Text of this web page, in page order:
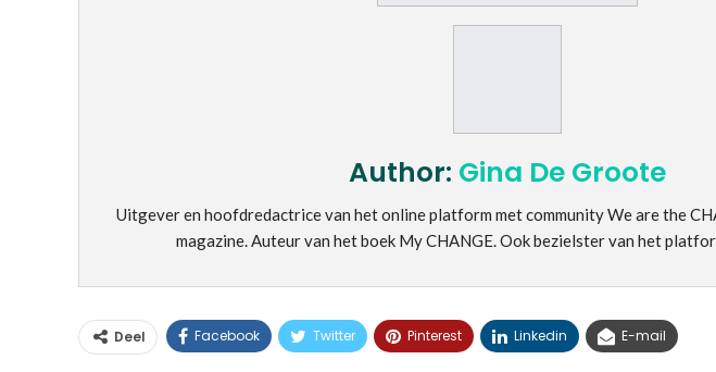
Author: Gina De Groote
Uitgever en hoofdredactrice van het online platform met community We are the
magazine. Auteur van het boek My CHANGE. Ook bezielster van het
Deel Facebook Twitter Pinterest Linkedin E-mail